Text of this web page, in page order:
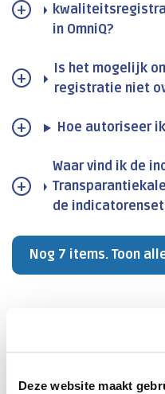
Deze website maakt
in OmniQ?
Is het mogelijk
registratie niet
Hoe autoriseer
Waar vind ik de
de
Nog 7 items. Toon
Welke opnamen